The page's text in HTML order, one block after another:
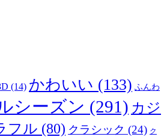
(14) かわいい (133) ふんわ
シーズン (291) カジ
フル (80) クラシック (24) ク